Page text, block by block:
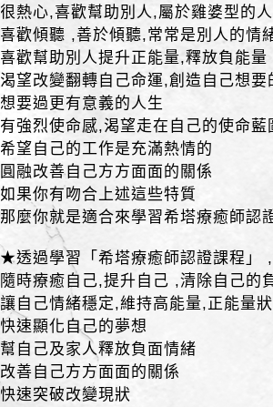
很熱心,喜歡幫助別人,屬於雞婆型的人
喜歡傾聽 ,善於傾聽,常常是別人的情
喜歡幫助別人提升正能量,釋放負能量
渴望改變翻轉自己命運,創造自己想要
想要過更有意義的人生
有強烈使命感,渴望走在自己的使命藍
希望自己的工作是充滿熱情的
圓融改善自己方方面面的關係
如果你有吻合上述這些特質
那麼你就是適合來學習希塔療癒師認
★透過學習「希塔療癒師認證課程」
隨時療癒自己,提升自己 ,清除自己的
讓自己情緒穩定,維持高能量,正能量
快速顯化自己的夢想
幫自己及家人釋放負面情緒
改善自己方方面面的關係
快速突破改變現狀